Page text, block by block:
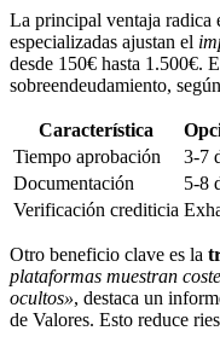
La principal ventaja radica
especializadas ajustan el
desde 150€ hasta 1.500€.
sobreendeudamiento,
Característica
Tiempo aprobación
3-7
Documentación
5-8
Verificación crediticia
Otro beneficio clave es la
plataformas muestran
ocultos», destaca un
de Valores. Esto reduce